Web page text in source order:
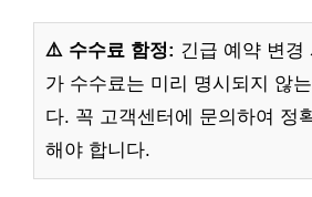
⚠️ 수수료 함정: 긴급 예약 변경
가 수수료는 미리 명시되지 않
다. 꼭 고객센터에 문의하여 정
해야 합니다.